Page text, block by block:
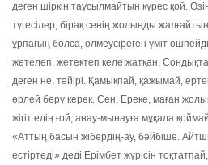
деген шіркін таусылмайтын күрес қой.
түгесілер, бірақ сенің жолыңды
ұрпағың болса, өлмеусіреген үміт
жетелеп, жетектеп келе жатқан.
деген не, тәйірі. Қамықпай, қажымай,
өрлей беру керек. Сен, Ереке, маған
жігіт едің ғой, анау-мынауға мұқала
«Аттың басын жібердің-ау, бәйбіше.
естіртеді» деді Ерімбет жүрісін